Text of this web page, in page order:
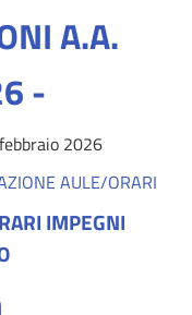
A.A.
-
2026
AULE/ORARI
IMPEGNI